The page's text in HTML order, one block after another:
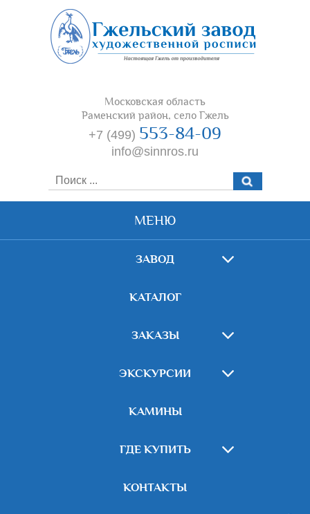
Московская область
Раменский район, село Гжель
+7 (499) 553-84-09
info@sinnros.ru
МЕНЮ
ЗАВОД
КАТАЛОГ
ЗАКАЗЫ
ЭКСКУРСИИ
КАМИНЫ
ГДЕ КУПИТЬ
КОНТАКТЫ